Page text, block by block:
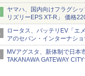
ックベースの観光・旅客輸
ヤマハ、国内向けフラグシ
リズリーEPS XT-R」 価格
ロータス、バッテリEV「エ
アのセパン・インターナシ
のBEV最速タイムを樹立
MVアグスタ、新体制で日本
TAKANAWA GATEWAY